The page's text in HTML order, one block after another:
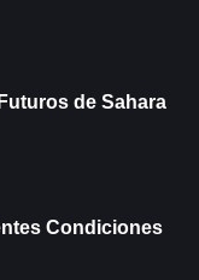
de Sahara
Condiciones